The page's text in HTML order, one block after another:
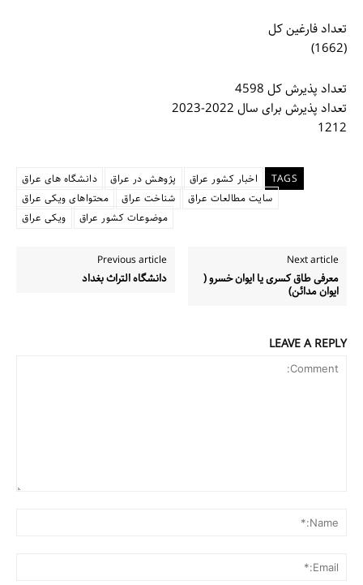
تعداد فارغین کل
(1662)
تعداد پذیرش کل 4598
تعداد پذیرش برای سال 2022-2023
1212
TAGS اخبار کشور عراق پژوهش در عراق
دانشگاه های عراق
سایت مطالعات عراق
شناخت عراق
محتواهای ویکی عراق
موضوعات کشور عراق
ویکی عراق
Previous article
دانشگاه التراث بغداد
Next article
معرفی طاق کسری یا ایوان خسرو (
ایوان مدائن)
LEAVE A REPLY